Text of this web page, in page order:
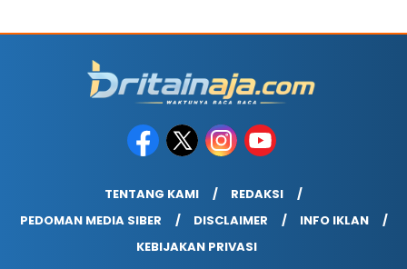
TENTANG KAMI
REDAKSI
PEDOMAN MEDIA SIBER
DISCLAIMER
INFO IKLAN
KEBIJAKAN PRIVASI